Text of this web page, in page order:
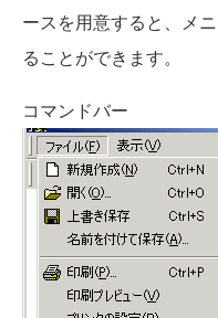
ースを用意すると、メ
ることができます。
コマンドバー